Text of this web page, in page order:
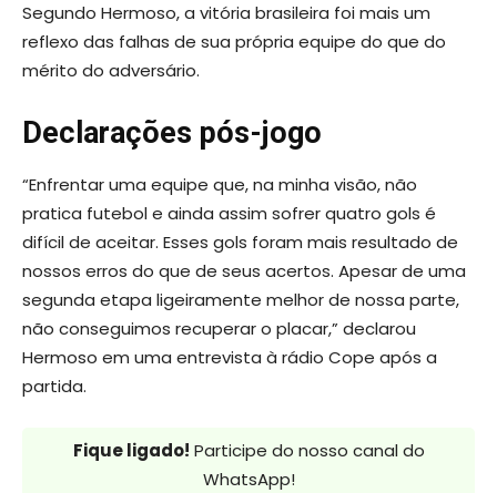
Segundo Hermoso, a vitória brasileira foi mais um
reflexo das falhas de sua própria equipe do que do
mérito do adversário.
Declarações pós-jogo
“Enfrentar uma equipe que, na minha visão, não
pratica futebol e ainda assim sofrer quatro gols é
difícil de aceitar. Esses gols foram mais resultado de
nossos erros do que de seus acertos. Apesar de uma
segunda etapa ligeiramente melhor de nossa parte,
não conseguimos recuperar o placar,” declarou
Hermoso em uma entrevista à rádio Cope após a
partida.
Fique ligado! Participe do nosso canal do
WhatsApp!